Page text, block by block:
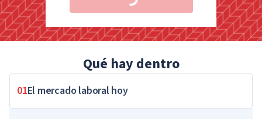
Qué hay dentro
01El mercado laboral hoy